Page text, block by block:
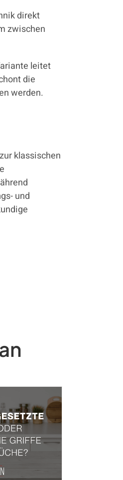
direkt
zwischen
leitet
die
werden.
klassischen
und